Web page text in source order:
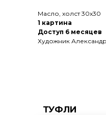
Масло, холст 30х30
1 картина
Доступ 6 месяцев
Художник
ТУФЛИ